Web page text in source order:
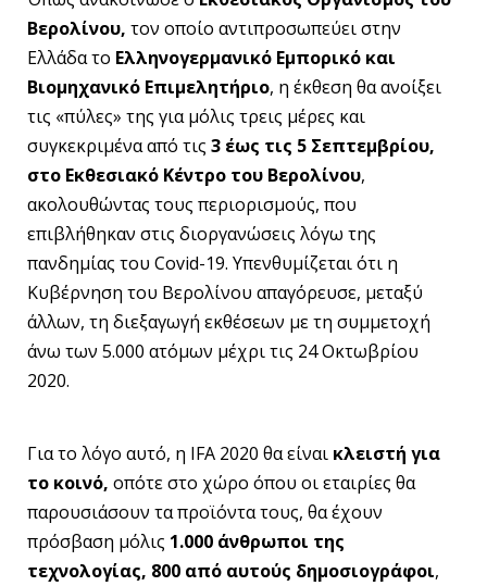
Βερολίνου, τον οποίο αντιπροσωπεύει στην
Ελλάδα το Ελληνογερμανικό Εμπορικό και
Βιομηχανικό Επιμελητήριο, η έκθεση θα ανοίξει
τις «πύλες» της για μόλις τρεις μέρες και
συγκεκριμένα από τις 3 έως τις 5 Σεπτεμβρίου,
στο Εκθεσιακό Κέντρο του Βερολίνου,
ακολουθώντας τους περιορισμούς, που
επιβλήθηκαν στις διοργανώσεις λόγω της
πανδημίας του Covid-19. Υπενθυμίζεται ότι η
Κυβέρνηση του Βερολίνου απαγόρευσε, μεταξύ
άλλων, τη διεξαγωγή εκθέσεων με τη συμμετοχή
άνω των 5.000 ατόμων μέχρι τις 24 Οκτωβρίου
2020.
Για το λόγο αυτό, η IFA 2020 θα είναι κλειστή για
το κοινό, οπότε στο χώρο όπου οι εταιρίες θα
παρουσιάσουν τα προϊόντα τους, θα έχουν
πρόσβαση μόλις 1.000 άνθρωποι της
τεχνολογίας, 800 από αυτούς δημοσιογράφοι,